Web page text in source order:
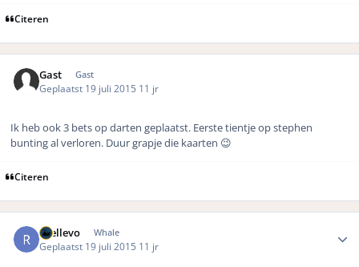
Citeren
Gast Gast
Geplaatst 19 juli 2015 11 jr
Ik heb ook 3 bets op darten geplaatst. Eerste tientje op stephen
bunting al verloren. Duur grapje die kaarten 😉
Citeren
rhellevo Whale
Geplaatst 19 juli 2015 11 jr